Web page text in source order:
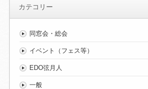
カテコリー
同窓会・総会
イベント（フェス等）
EDO弦月人
一般